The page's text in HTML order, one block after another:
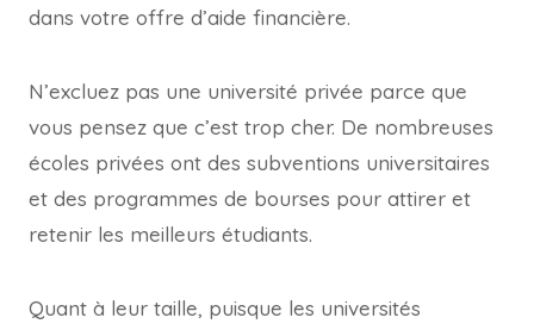
dans votre offre d’aide financière.
N’excluez pas une université privée parce que
vous pensez que c’est trop cher. De nombreuses
écoles privées ont des subventions universitaires
et des programmes de bourses pour attirer et
retenir les meilleurs étudiants.
Quant à leur taille, puisque les universités